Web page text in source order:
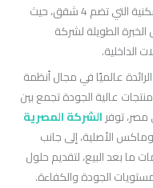
يُعد النظام خيارًا اقتصاديًا وعمليًا للمباني السكنية التي تضم 4 شقق، حيث
الطويلة لشركة
الداخلية.
عالميًا في مجال أنظمة
عالية الجودة تجمع بين
مصر، توفرالشركة المصرية
الأصلية، إلى جانب
ما بعد البيع، لتقديم حلول
الجودة والكفاءة.